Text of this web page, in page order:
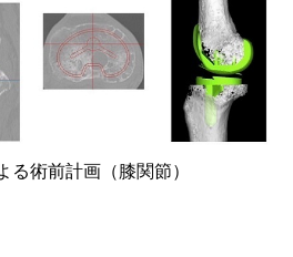
る術前計画（膝関節）